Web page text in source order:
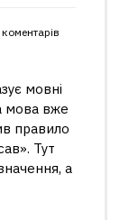
мовні
мова вже
правило
Тут
а